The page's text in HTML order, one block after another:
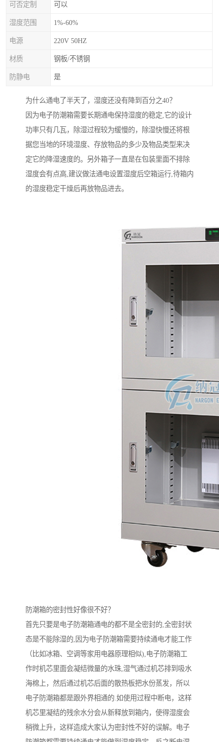
可否定制 可以
湿度范围 1%-60%
电源 220V 50HZ
材质 钢板/不锈钢
防静电 是
为什么通电了半天了，湿度还没有降到百分之40？
因为电子防潮箱需要长期通电保持湿度的稳定,它的设计
功率只有几瓦，除湿过程较为缓慢的，除湿快慢还将根
据您当地的环境湿度、存放物品的多少及物品类型来决
定它的降湿速度的。另外箱子一直是在包装里面不排除
湿度会有点高,建议做法通电设置湿度后空箱运行,待箱内
的湿度稳定干燥后再放物品进去。
防潮箱的密封性好像很不好？
首先只要是电子防潮箱通电的都不是全密封的,全密封状
态是不能除湿的,因为电子防潮箱需要持续通电才能工作
（比如冰箱、空调等家用电器原理相似),电子防潮箱工
作时机芯里面会凝结微量的水珠,湿气通过机芯排到吸水
海棉上，然后通过机芯后面的散热板把水份蒸发，所以
电子防潮箱都是跟外界相通的.如使用过程中断电，这样
机芯里凝结的残余水分会从新释放到箱内，使得湿度会
稍微上升，这样造成大家认为密封性不好的误解。电子